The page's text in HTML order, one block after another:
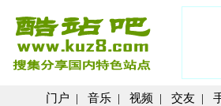
门户 | 音乐 | 视频 | 交友 |